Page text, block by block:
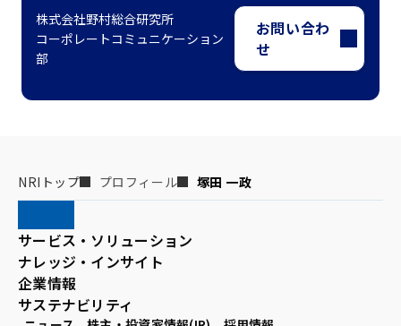
株式会社野村総合研究所
コーポレートコミュニケーション
部
お問い合わ
せ
NRIトップ プロフィール 塚田 一政
サービス・ソリューション
ナレッジ・インサイト
企業情報
サステナビリティ